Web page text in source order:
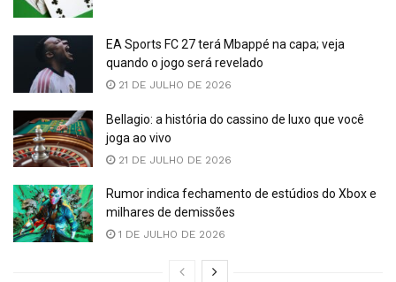
EA Sports FC 27 terá Mbappé na capa; veja
quando o jogo será revelado
21 DE JULHO DE 2026
Bellagio: a história do cassino de luxo que você
joga ao vivo
21 DE JULHO DE 2026
Rumor indica fechamento de estúdios do Xbox e
milhares de demissões
1 DE JULHO DE 2026